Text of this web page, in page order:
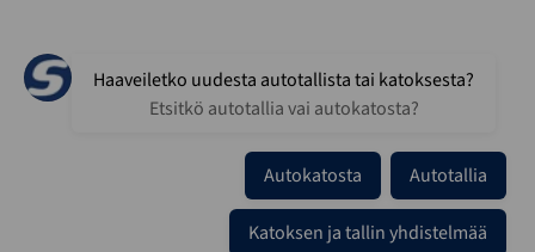
Haaveiletko uudesta autotallista tai katoksesta?
Etsitkö autotallia vai autokatosta?
Autokatosta Autotallia
Katoksen ja tallin yhdistelmää